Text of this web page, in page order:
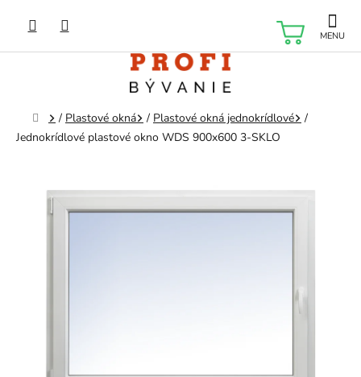
obsah
Domov
/ Plastové okná / Plastové okná jednokrídlové
/
Jednokrídlové plastové okno WDS 900x600 3-SKLO